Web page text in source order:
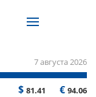
7 августа 2026
$ 81.41 € 94.06